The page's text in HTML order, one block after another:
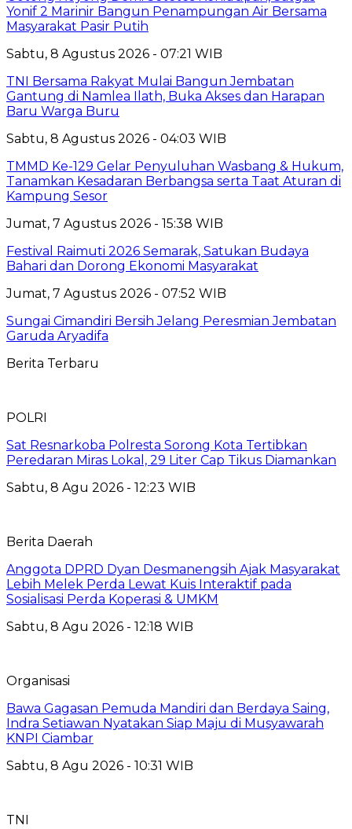
Yonif 2 Marinir Bangun Penampungan Air Bersama
Masyarakat Pasir Putih
Sabtu, 8 Agustus 2026 - 07:21 WIB
TNI Bersama Rakyat Mulai Bangun Jembatan
Gantung di Namlea Ilath, Buka Akses dan Harapan
Baru Warga Buru
Sabtu, 8 Agustus 2026 - 04:03 WIB
TMMD Ke-129 Gelar Penyuluhan Wasbang & Hukum,
Tanamkan Kesadaran Berbangsa serta Taat Aturan di
Kampung Sesor
Jumat, 7 Agustus 2026 - 15:38 WIB
Festival Raimuti 2026 Semarak, Satukan Budaya
Bahari dan Dorong Ekonomi Masyarakat
Jumat, 7 Agustus 2026 - 07:52 WIB
Sungai Cimandiri Bersih Jelang Peresmian Jembatan
Garuda Aryadifa
Berita Terbaru
POLRI
Sat Resnarkoba Polresta Sorong Kota Tertibkan
Peredaran Miras Lokal, 29 Liter Cap Tikus Diamankan
Sabtu, 8 Agu 2026 - 12:23 WIB
Berita Daerah
Anggota DPRD Dyan Desmanengsih Ajak Masyarakat
Lebih Melek Perda Lewat Kuis Interaktif pada
Sosialisasi Perda Koperasi & UMKM
Sabtu, 8 Agu 2026 - 12:18 WIB
Organisasi
Bawa Gagasan Pemuda Mandiri dan Berdaya Saing,
Indra Setiawan Nyatakan Siap Maju di Musyawarah
KNPI Ciambar
Sabtu, 8 Agu 2026 - 10:31 WIB
TNI